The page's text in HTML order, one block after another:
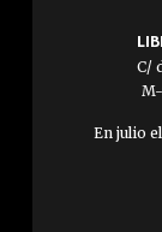
C/
M-
En julio